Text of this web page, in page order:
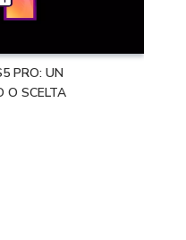
PRO: UN
O SCELTA